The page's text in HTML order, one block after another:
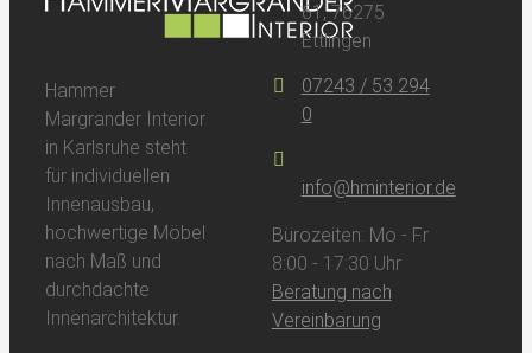
Hammer
Margrander Interior
in Karlsruhe steht
für individuellen
Innenausbau,
hochwertige Möbel
nach Maß und
durchdachte
Innenarchitektur.
61, 76275
Ettlingen
07243 / 53 294
0
info@hminterior.de
Bürozeiten: Mo - Fr
8:00 - 17:30 Uhr
Beratung nach
Vereinbarung